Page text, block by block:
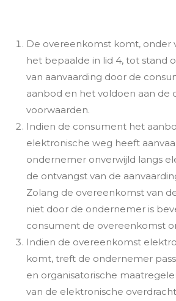
De overeenkomst komt, onder
het bepaalde in lid 4, tot stand
van aanvaarding door de
aanbod en het voldoen aan de
voorwaarden.
Indien de consument het
elektronische weg heeft
ondernemer onverwijld langs
de ontvangst van de
Zolang de overeenkomst van
niet door de ondernemer is
consument de overeenkomst
Indien de overeenkomst
komt, treft de ondernemer
en organisatorische
van de elektronische